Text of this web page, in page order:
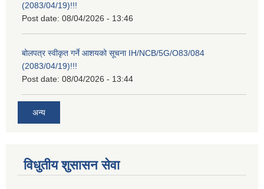
(2083/04/19)!!!
Post date: 08/04/2026 - 13:46
बोलपत्र स्वीकृत गर्ने आशयको सूचना IH/NCB/5G/O83/084
(2083/04/19)!!!
Post date: 08/04/2026 - 13:44
अन्य
विधुतीय शुसासन सेवा